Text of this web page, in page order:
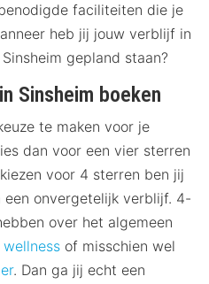
faciliteiten die je
heb jij jouw verblijf in
gepland staan?
Sinsheim boeken
te maken voor je
dan voor een vier sterren
voor 4 sterren ben jij
een onvergetelijk verblijf. 4-
over het algemeen
wellness of misschien wel
. Dan ga jij echt een